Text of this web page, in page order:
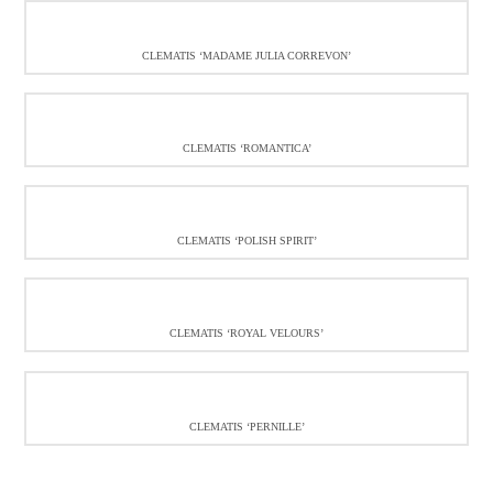
CLEMATIS ‘MADAME JULIA CORREVON’
CLEMATIS ‘ROMANTICA’
CLEMATIS ‘POLISH SPIRIT’
CLEMATIS ‘ROYAL VELOURS’
CLEMATIS ‘PERNILLE’